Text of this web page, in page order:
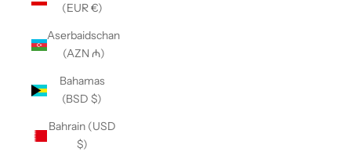
(EUR €)
Aserbaidschan
(AZN ₼)
Bahamas
(BSD $)
Bahrain (USD
$)